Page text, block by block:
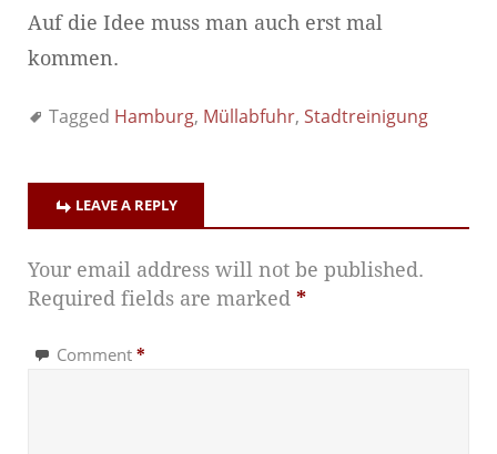
Auf die Idee muss man auch erst mal
kommen.
Tagged Hamburg, Müllabfuhr, Stadtreinigung
LEAVE A REPLY
Your email address will not be published.
Required fields are marked *
Comment *